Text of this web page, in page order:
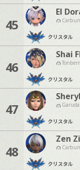
45
El
クリスタル
46
Shai
クリスタル
47
クリスタル
48
Zen
クリスタル